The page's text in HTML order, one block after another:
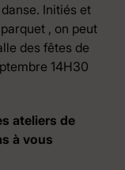
Initiés et
, on peut
des fêtes de
14H30
ateliers de
à vous